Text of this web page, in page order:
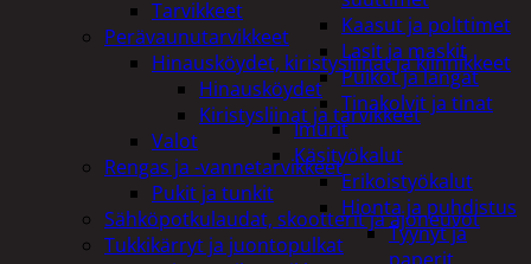
Kaasut ja polttimet
Lasit ja maskit
Puikot ja langat
Tinakolvit ja tinat
Imurit
Käsityökalut
Erikoistyökalut
Hionta ja puhdistus
Tyynyt ja
Tarvikkeet
Perävaunutarvikkeet
Hinausköydet, kiristysliinat ja kiinnikkeet
Hinausköydet
Kiristysliinat ja tarvikkeet
Valot
Rengas ja -vannetarvikkeet
Pukit ja tunkit
Sähköpotkulaudat, skootterit ja ajoneuvot
Tukkikärryt ja juontopulkat